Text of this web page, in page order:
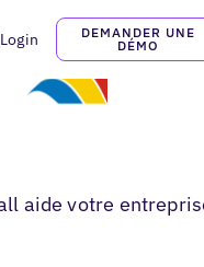
Login
DEMANDER UNE
DÉMO
aide votre